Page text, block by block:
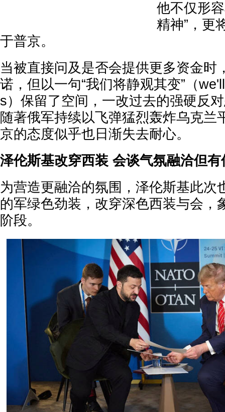
他不仅形
精神”，更
于普京。
当被直接问及是否会提供更多资金时
诺，但以一句“我们将静观其变”（
s）保留了空间，一改过去的强硬反
随著俄军持续以飞弹猛烈轰炸乌克兰
京的态度似乎也日渐失去耐心。
泽伦斯基改穿西装 会谈气氛融洽但有
为营造更融洽的氛围，泽伦斯基此次
的军绿色劲装，改穿深色西装与会，
阶段。